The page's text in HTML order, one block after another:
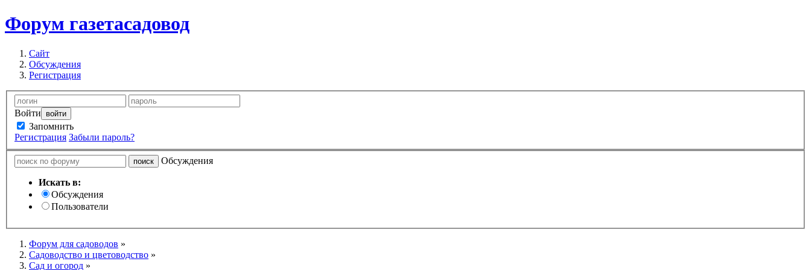
Форум газетасадовод
Сайт
Обсуждения
Регистрация
Войти
Запомнить
Регистрация Забыли пароль?
Обсуждения
Искать в:
Обсуждения
Пользователи
Форум для садоводов »
Садоводство и цветоводство »
Сад и огород »